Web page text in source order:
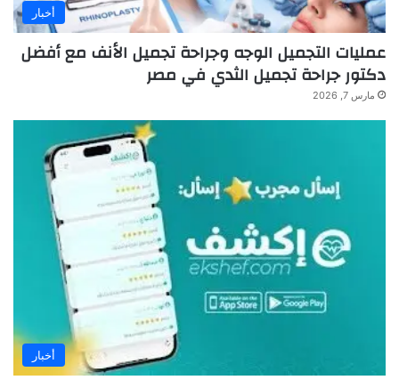
أخبار
عمليات التجميل الوجه وجراحة تجميل الأنف مع أفضل
دكتور جراحة تجميل الثدي في مصر
مارس 7, 2026
أخبار